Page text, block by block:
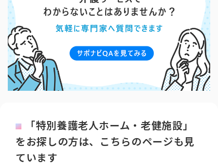
「特別養護老人ホーム・老健施設」
をお探しの方は、こちらのページも見
ています